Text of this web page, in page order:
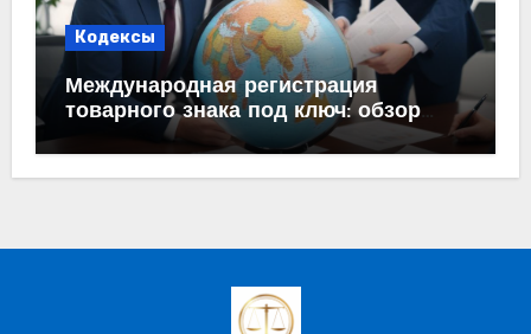
Кодексы
Международная регистрация
товарного знака под ключ: обзор
процесса и требований